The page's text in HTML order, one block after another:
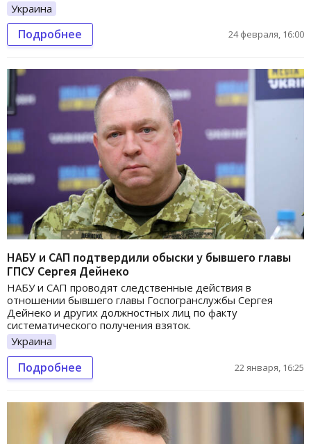
Украина
Подробнее 24 февраля, 16:00
НАБУ и САП подтвердили обыски у бывшего главы
ГПСУ Сергея Дейнеко
НАБУ и САП проводят следственные действия в
отношении бывшего главы Госпогранслужбы Сергея
Дейнеко и других должностных лиц по факту
систематического получения взяток.
Украина
Подробнее 22 января, 16:25